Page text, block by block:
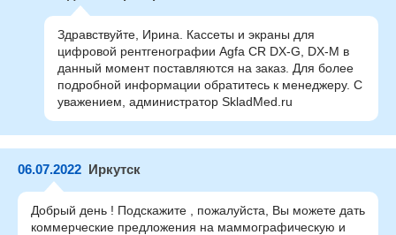
Здравствуйте, Ирина. Кассеты и экраны для
цифровой рентгенографии Agfa CR DX-G, DX-M в
данный момент поставляются на заказ. Для более
подробной информации обратитесь к менеджеру. С
уважением, администратор SkladMed.ru
06.07.2022 Иркутск
Добрый день ! Подскажите , пожалуйста, Вы можете дать
коммерческие предложения на маммографическую и